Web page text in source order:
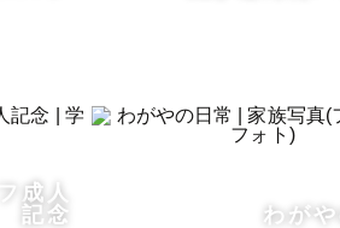
間を撮るのって楽しいんだ」と
成人
記念
わが